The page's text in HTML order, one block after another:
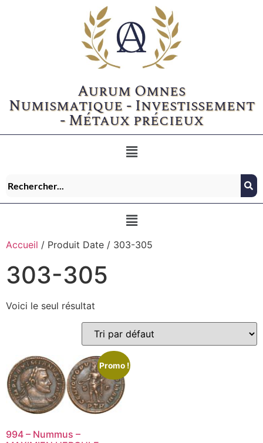
Aurum Omnes
Numismatique - Investissement
- Métaux précieux
Accueil / Produit Date / 303-305
303-305
Voici le seul résultat
Promo !
994 – Nummus –